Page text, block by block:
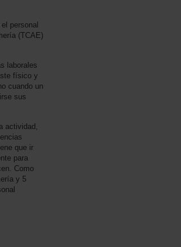
personal
(TCAE)
laborales
físico y
cuando un
sus
actividad,
que ir
para
Como
y 5